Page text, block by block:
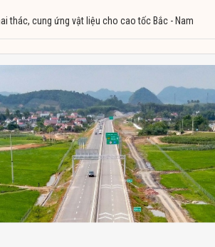
thác, cung ứng vật liệu cho cao tốc Bắc - Nam